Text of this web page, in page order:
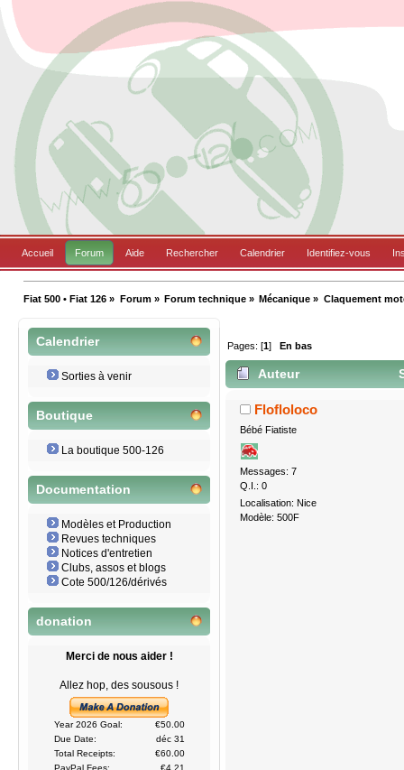
Accueil Forum Aide Rechercher Calendrier Identifiez-vous
Fiat 500 • Fiat 126 » Forum» Forum technique» Mécanique » Claquement
Calendrier
Sorties à venir
Boutique
La boutique 500-126
Documentation
Modèles et Production
Revues techniques
Notices d'entretien
Clubs, assos et blogs
Cote 500/126/dérivés
donation
Merci de nous aider !
Allez hop, des sousous !
Year 2026 Goal:
€50.00
Due Date:
déc 31
Total Receipts:
€60.00
PayPal Fees:
€4.21
Pages: [1] En bas
Auteur
Flofloloco
Bébé Fiatiste
Messages: 7
Q.I.: 0
Localisation: Nice
Modèle: 500F